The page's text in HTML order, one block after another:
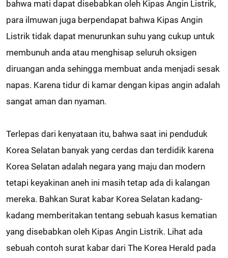
bahwa mati dapat disebabkan oleh Kipas Angin Listrik,
para ilmuwan juga berpendapat bahwa Kipas Angin
Listrik tidak dapat menurunkan suhu yang cukup untuk
membunuh anda atau menghisap seluruh oksigen
diruangan anda sehingga membuat anda menjadi sesak
napas. Karena tidur di kamar dengan kipas angin adalah
sangat aman dan nyaman.
Terlepas dari kenyataan itu, bahwa saat ini penduduk
Korea Selatan banyak yang cerdas dan terdidik karena
Korea Selatan adalah negara yang maju dan modern
tetapi keyakinan aneh ini masih tetap ada di kalangan
mereka. Bahkan Surat kabar Korea Selatan kadang-
kadang memberitakan tentang sebuah kasus kematian
yang disebabkan oleh Kipas Angin Listrik. Lihat ada
sebuah contoh surat kabar dari The Korea Herald pada